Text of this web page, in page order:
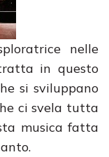
nelle
in questo
si sviluppano
ci svela tutta
musica fatta